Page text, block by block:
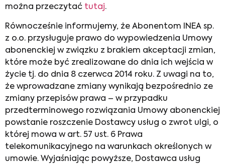
można przeczytać tutaj.
Równocześnie informujemy, że Abonentom INEA sp.
z o.o. przysługuje prawo do wypowiedzenia Umowy
abonenckiej w związku z brakiem akceptacji zmian,
które może być zrealizowane do dnia ich wejścia w
życie tj. do dnia 8 czerwca 2014 roku. Z uwagi na to,
że wprowadzane zmiany wynikają bezpośrednio ze
zmiany przepisów prawa – w przypadku
przedterminowego rozwiązania Umowy abonenckiej
powstanie roszczenie Dostawcy usług o zwrot ulgi, o
której mowa w art. 57 ust. 6 Prawa
telekomunikacyjnego na warunkach określonych w
umowie. Wyjaśniając powyższe, Dostawca usług